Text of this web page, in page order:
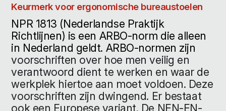
Keurmerk voor ergonomische bureaustoelen
NPR 1813 (Nederlandse Praktijk
Richtlijnen) is een ARBO-norm die alleen
in Nederland geldt. ARBO-normen zijn
voorschriften over hoe men veilig en
verantwoord dient te werken en waar de
werkplek hiertoe aan moet voldoen. Deze
voorschriften zijn dwingend. Er bestaat
ook een Europese variant. De NEN-EN-